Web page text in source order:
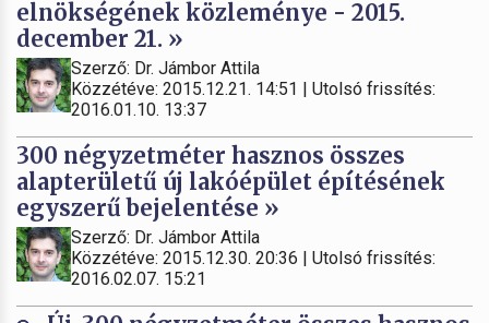
elnökségének közleménye - 2015.
december 21. »
Szerző: Dr. Jámbor Attila
Közzétéve: 2015.12.21. 14:51 | Utolsó frissítés:
2016.01.10. 13:37
300 négyzetméter hasznos összes
alapterületű új lakóépület építésének
egyszerű bejelentése »
Szerző: Dr. Jámbor Attila
Közzétéve: 2015.12.30. 20:36 | Utolsó frissítés:
2016.02.07. 15:21